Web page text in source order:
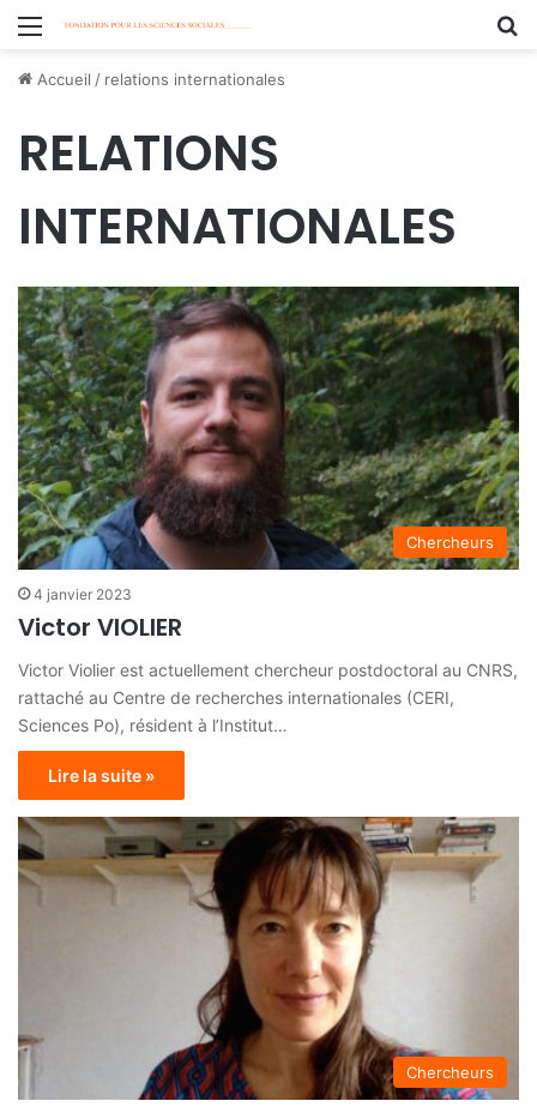
Menu
Accueil / relations internationales
RELATIONS
INTERNATIONALES
Chercheurs
4 janvier 2023
Victor VIOLIER
Victor Violier est actuellement chercheur postdoctoral au CNRS,
rattaché au Centre de recherches internationales (CERI,
Sciences Po), résident à l’Institut…
Lire la suite »
Chercheurs